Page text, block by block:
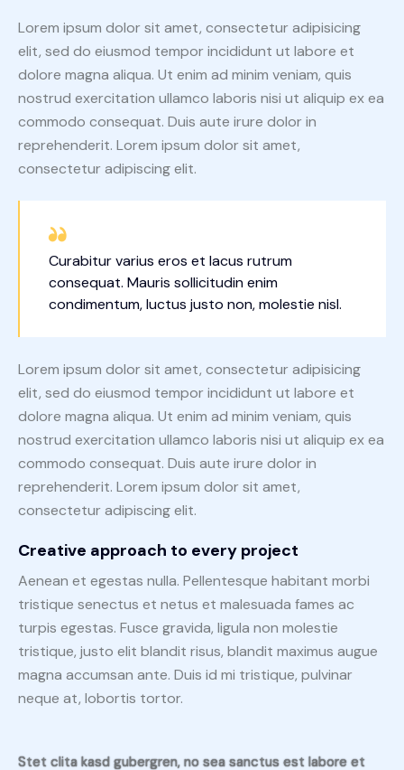
Lorem ipsum dolor sit amet, consectetur adipisicing
elit, sed do eiusmod tempor incididunt ut labore et
dolore magna aliqua. Ut enim ad minim veniam, quis
nostrud exercitation ullamco laboris nisi ut aliquip ex ea
commodo consequat. Duis aute irure dolor in
reprehenderit. Lorem ipsum dolor sit amet,
consectetur adipiscing elit.
Curabitur varius eros et lacus rutrum
consequat. Mauris sollicitudin enim
condimentum, luctus justo non, molestie nisl.
Lorem ipsum dolor sit amet, consectetur adipisicing
elit, sed do eiusmod tempor incididunt ut labore et
dolore magna aliqua. Ut enim ad minim veniam, quis
nostrud exercitation ullamco laboris nisi ut aliquip ex ea
commodo consequat. Duis aute irure dolor in
reprehenderit. Lorem ipsum dolor sit amet,
consectetur adipiscing elit.
Creative approach to every project
Aenean et egestas nulla. Pellentesque habitant morbi
tristique senectus et netus et malesuada fames ac
turpis egestas. Fusce gravida, ligula non molestie
tristique, justo elit blandit risus, blandit maximus augue
magna accumsan ante. Duis id mi tristique, pulvinar
neque at, lobortis tortor.
Stet clita kasd gubergren, no sea sanctus est labore et